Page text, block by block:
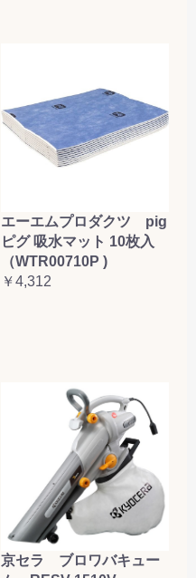
エーエムプロダクツ pig
ピグ 吸水マット 10枚入
（WTR00710P )
￥4,312
京セラ ブロワバキュー